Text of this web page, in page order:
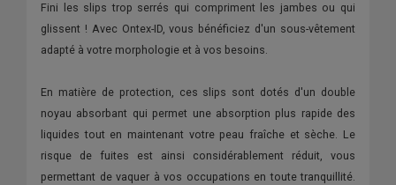
Fini les slips trop serrés qui compriment les jambes ou qui
glissent ! Avec Ontex-ID, vous bénéficiez d'un sous-vêtement
adapté à votre morphologie et à vos besoins.
En matière de protection, ces slips sont dotés d'un double
noyau absorbant qui permet une absorption plus rapide des
liquides tout en maintenant votre peau fraîche et sèche. Le
risque de fuites est ainsi considérablement réduit, vous
permettant de vaquer à vos occupations en toute tranquillité.